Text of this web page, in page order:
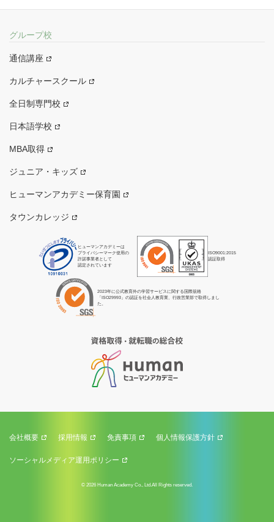
グループ校
通信講座
カルチャースクール
全日制専門校
日本語学校
MBA取得
ジュニア・キッズ
ヒューマンアカデミー保育園
タウンカレッジ
ヒューマンアカデミーは
プライバシーマーク使用の
許諾事業者として
認定されています
ISO9001:2015
認証取得
2023年に公式教育外の学習サービスに関する国際規格
「ISO29993」の認証を社会人教育業、行政営業部で取得しまし
た。
会社概要 採用情報 免責事項 個人情報保護方針
ソーシャルメディア運用ポリシー
© 2026 Human Academy Co., Ltd.All Rights reserved.